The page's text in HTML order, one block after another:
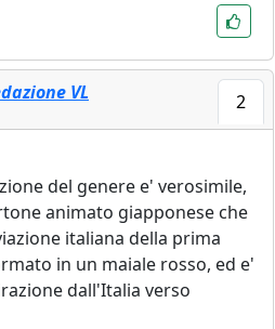
VL 2
del genere e' verosimile,
animato giapponese che
italiana della prima
in un maiale rosso, ed e'
dall'Italia verso